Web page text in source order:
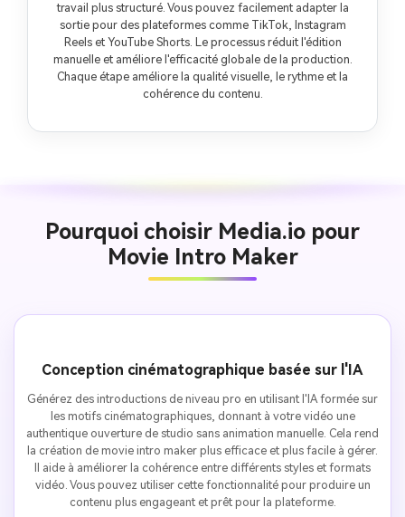
travail plus structuré. Vous pouvez facilement adapter la
sortie pour des plateformes comme TikTok, Instagram
Reels et YouTube Shorts. Le processus réduit l'édition
manuelle et améliore l'efficacité globale de la production.
Chaque étape améliore la qualité visuelle, le rythme et la
cohérence du contenu.
Pourquoi choisir Media.io pour
Movie Intro Maker
Conception cinématographique basée sur l'IA
Générez des introductions de niveau pro en utilisant l'IA formée sur
les motifs cinématographiques, donnant à votre vidéo une
authentique ouverture de studio sans animation manuelle. Cela rend
la création de movie intro maker plus efficace et plus facile à gérer.
Il aide à améliorer la cohérence entre différents styles et formats
vidéo. Vous pouvez utiliser cette fonctionnalité pour produire un
contenu plus engageant et prêt pour la plateforme.